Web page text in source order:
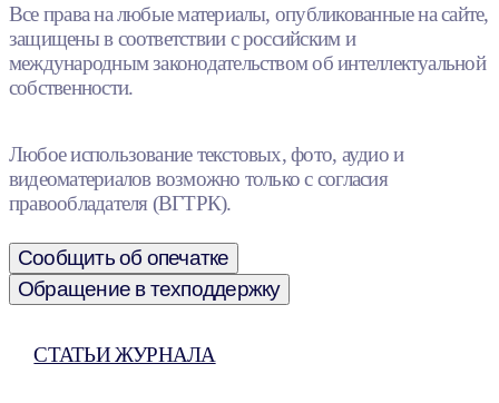
Все права на любые материалы, опубликованные на сайте,
защищены в соответствии с российским и
международным законодательством об интеллектуальной
собственности.
Любое использование текстовых, фото, аудио и
видеоматериалов возможно только с согласия
правообладателя (ВГТРК).
Сообщить об опечатке
Обращение в техподдержку
СТАТЬИ ЖУРНАЛА